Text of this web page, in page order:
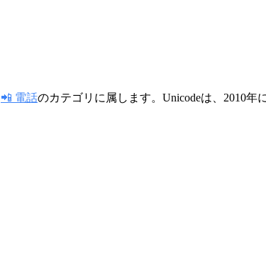
📲 電話のカテゴリに属します。Unicodeは、2010年